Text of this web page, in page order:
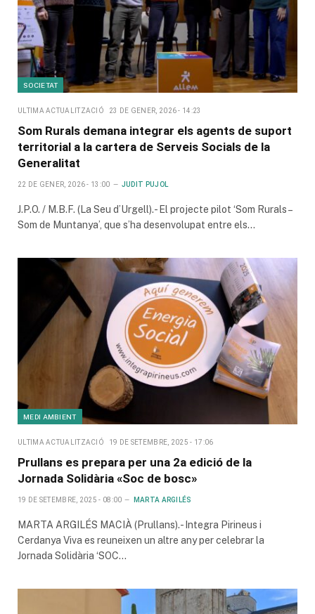
SOCIETAT
ULTIMA ACTUALITZACIÓ 23 DE GENER, 2026 - 14:23
Som Rurals demana integrar els agents de suport
territorial a la cartera de Serveis Socials de la
Generalitat
22 DE GENER, 2026 - 13:00 JUDIT PUJOL
J.P.O. / M.B.F. (La Seu d’Urgell).- El projecte pilot ‘Som Rurals –
Som de Muntanya’, que s’ha desenvolupat entre els…
MEDI AMBIENT
ULTIMA ACTUALITZACIÓ 19 DE SETEMBRE, 2025 - 17:06
Prullans es prepara per una 2a edició de la
Jornada Solidària «Soc de bosc»
19 DE SETEMBRE, 2025 - 08:00 MARTA ARGILÉS
MARTA ARGILÉS MACIÀ (Prullans).- Integra Pirineus i
Cerdanya Viva es reuneixen un altre any per celebrar la
Jornada Solidària ‘SOC…